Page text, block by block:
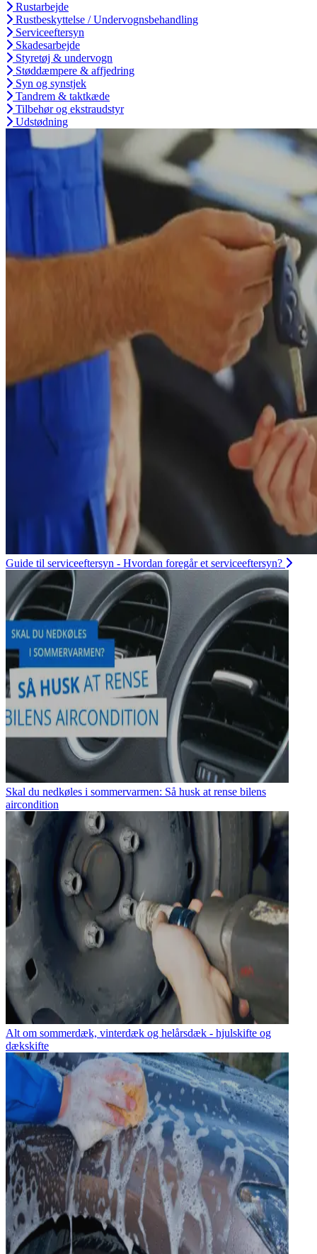
Rustarbejde
Rustbeskyttelse / Undervognsbehandling
Serviceeftersyn
Skadesarbejde
Styretøj & undervogn
Støddæmpere & affjedring
Syn og synstjek
Tandrem & taktkæde
Tilbehør og ekstraudstyr
Udstødning
Guide til serviceeftersyn - Hvordan foregår et serviceeftersyn?
Skal du nedkøles i sommervarmen: Så husk at rense bilens
aircondition
Alt om sommerdæk, vinterdæk og helårsdæk - hjulskifte og
dækskifte